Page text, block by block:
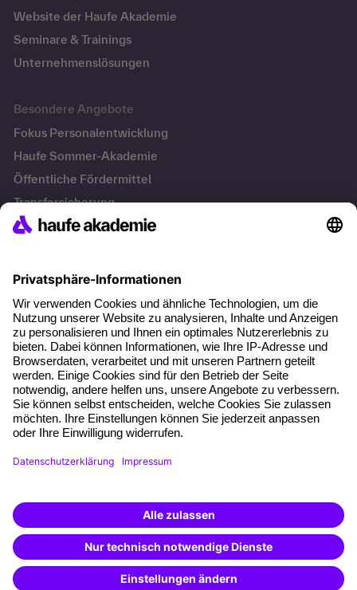
Website der Haufe Akademie
Seminare & Trainings
Unternehmenslösungen
Besondere Angebote
Fokus Personalentwicklung
Haufe Sommer-Akademie
Öffentliche Fördermittel
Transfersicherung
Führung im KI-Zeitalter: Wie Human-AI-Leadership Teams
stark macht
Operatives Personalmanagement: Aufgaben, Prozesse
und Grundlagen im Überblick
KI Texte menschlicher machen und unverwechselbar
bleiben
KI-Projekte zum Erfolg bringen
Datenschutz
Cookie-Einstellungen
InstagramYouTube
TikTok